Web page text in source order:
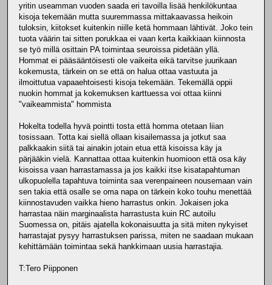
yritin useamman vuoden saada eri tavoilla lisää henkilökuntaa
kisoja tekemään mutta suuremmassa mittakaavassa heikoin
tuloksin, kiitokset kuitenkin niille ketä hommaan lähtivät. Joko tein
tuota väärin tai sitten porukkaa ei vaan kerta kaikkiaan kiinnosta
se työ millä osittain PA toimintaa seuroissa pidetään yllä.
Hommat ei pääsääntöisesti ole vaikeita eikä tarvitse juurikaan
kokemusta, tärkein on se että on halua ottaa vastuuta ja
ilmoittutua vapaaehtoisesti kisoja tekemään. Tekemällä oppii
nuokin hommat ja kokemuksen karttuessa voi ottaa kiinni
"vaikeammista" hommista
Hokelta todella hyvä pointti tosta että homma otetaan liian
tosissaan. Totta kai siellä ollaan kisailemassa ja jotkut saa
palkkaakin siitä tai ainakin jotain etua että kisoissa käy ja
pärjääkin vielä. Kannattaa ottaa kuitenkin huomioon että osa käy
kisoissa vaan harrastamassa ja jos kaikki itse kisatapahtuman
ulkopuolella tapahtuva toiminta saa verenpaineen nousemaan vain
sen takia että osalle se oma napa on tärkein koko touhu menettää
kiinnostavuden vaikka hieno harrastus onkin. Jokaisen joka
harrastaa näin marginaalista harrastusta kuin RC autoilu
Suomessa on, pitäis ajatella kokonaisuutta ja sitä miten nykyiset
harrastajat pysyy harrastuksen parissa, miten ne saadaan mukaan
kehittämään toimintaa sekä hankkimaan uusia harrastajia.
T:Tero Piipponen